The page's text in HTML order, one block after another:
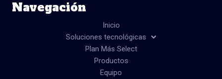
m
e
t
t
Navegación
Inicio
Soluciones tecnológicas
Plan Más Select
Productos
Equipo